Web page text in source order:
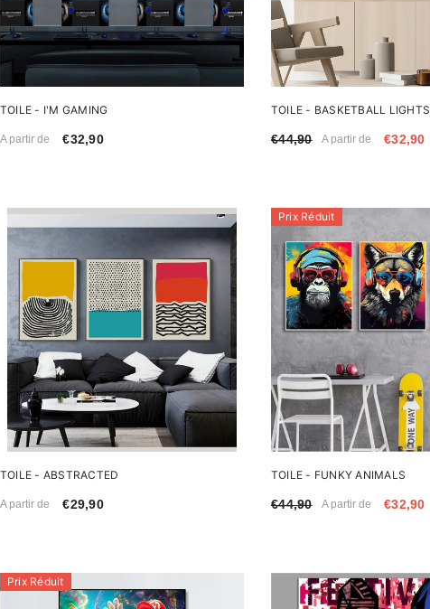
TOILE - I'M GAMING
A partir de €32,90
TOILE - BASKETBALL LIGHTS
€44,90 A partir de €32,90
TOILE - ABSTRACTED
A partir de €29,90
Prix Réduit
TOILE - FUNKY ANIMALS
€44,90 A partir de €32,90
Prix Réduit